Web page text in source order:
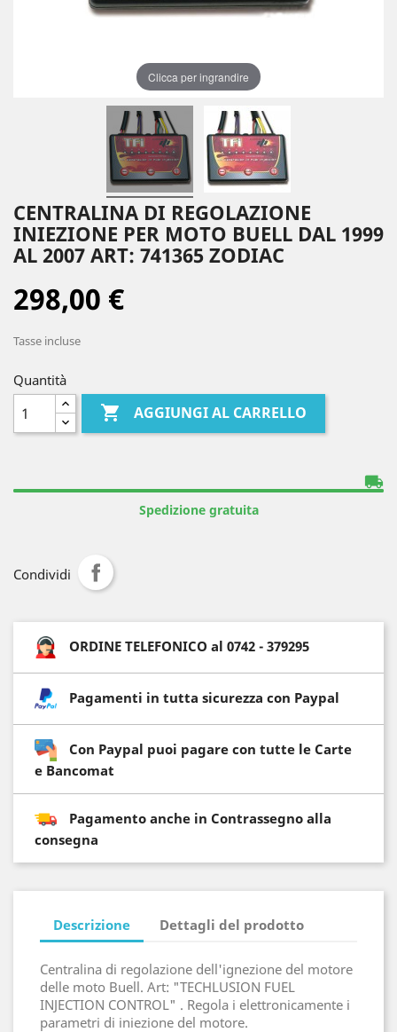
Clicca per ingrandire
CENTRALINA DI REGOLAZIONE
INIEZIONE PER MOTO BUELL DAL 1999
AL 2007 ART: 741365 ZODIAC
298,00 €
Tasse incluse
Quantità
 AGGIUNGI AL CARRELLO
local_shipping
Spedizione gratuita
Condividi
ORDINE TELEFONICO al 0742 - 379295
Pagamenti in tutta sicurezza con Paypal
Con Paypal puoi pagare con tutte le Carte
e Bancomat
Pagamento anche in Contrassegno alla
consegna
Descrizione Dettagli del prodotto
Centralina di regolazione dell'ignezione del motore
delle moto Buell. Art: "TECHLUSION FUEL
INJECTION CONTROL" . Regola i elettronicamente i
parametri di iniezione del motore.